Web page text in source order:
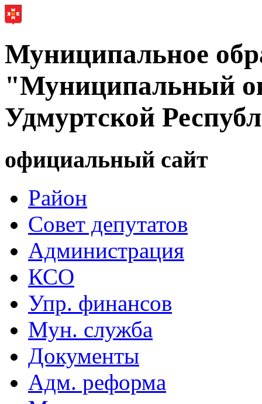
Муниципальное
"Муниципальный
Удмуртской
официальный сайт
Район
Совет депутатов
Администрация
КСО
Упр. финансов
Мун. служба
Документы
Адм. реформа